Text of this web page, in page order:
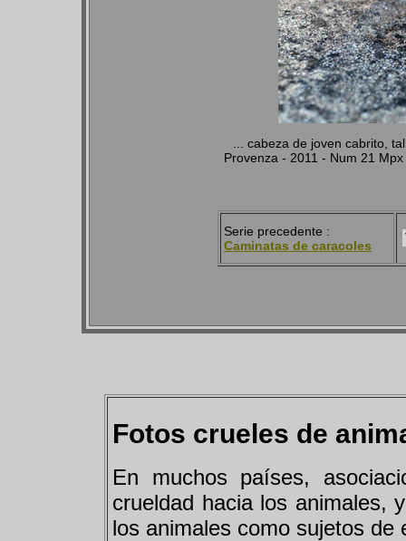
cabeza de joven cabrito,
Provenza - 2011 - Num 21
Serie precedente :
Caminatas de caracoles
Fotos crueles de
En muchos países,
crueldad hacia los animales,
los animales como sujetos de